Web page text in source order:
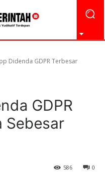
Didenda GDPR Terbesar
GDPR
Sebesar
0
586